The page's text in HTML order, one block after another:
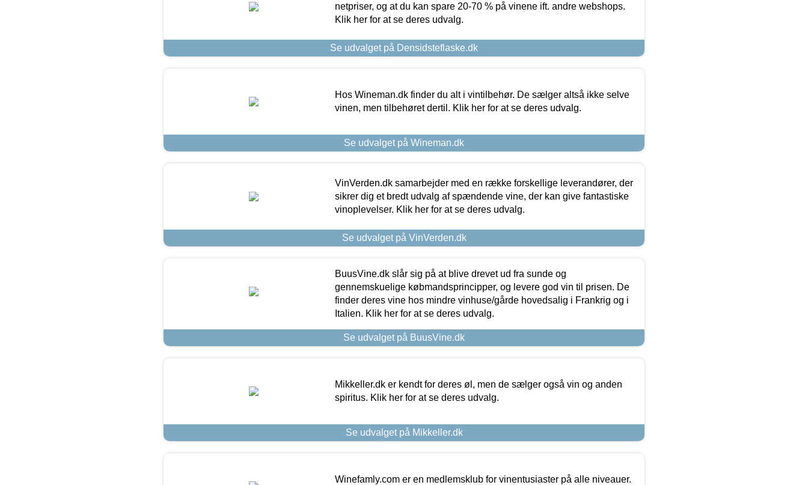
netpriser, og at du kan spare 20-70 % på vinene ift. andre webshops.
Klik her for at se deres udvalg.
Se udvalget på Densidsteflaske.dk
Hos Wineman.dk finder du alt i vintilbehør. De sælger altså ikke selve
vinen, men tilbehøret dertil. Klik her for at se deres udvalg.
Se udvalget på Wineman.dk
VinVerden.dk samarbejder med en række forskellige leverandører, der
sikrer dig et bredt udvalg af spændende vine, der kan give fantastiske
vinoplevelser. Klik her for at se deres udvalg.
Se udvalget på VinVerden.dk
BuusVine.dk slår sig på at blive drevet ud fra sunde og
gennemskuelige købmandsprincipper, og levere god vin til prisen. De
finder deres vine hos mindre vinhuse/gårde hovedsalig i Frankrig og i
Italien. Klik her for at se deres udvalg.
Se udvalget på BuusVine.dk
Mikkeller.dk er kendt for deres øl, men de sælger også vin og anden
spiritus. Klik her for at se deres udvalg.
Se udvalget på Mikkeller.dk
Winefamly.com er en medlemsklub for vinentusiaster på alle niveauer.